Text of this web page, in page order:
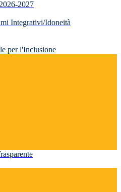
2027
Integrativi/Idoneità
per l'Inclusione